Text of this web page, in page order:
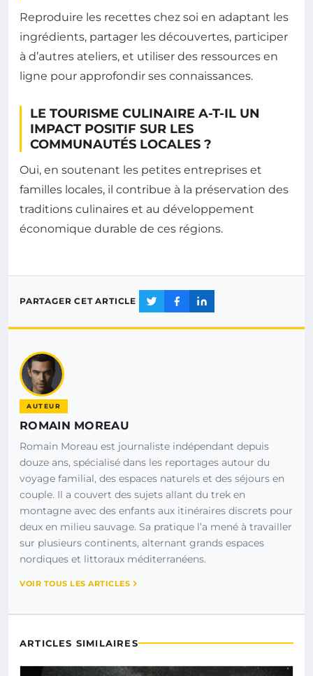
Reproduire les recettes chez soi en adaptant les
ingrédients, partager les découvertes, participer
à d’autres ateliers, et utiliser des ressources en
ligne pour approfondir ses connaissances.
LE TOURISME CULINAIRE A-T-IL UN
IMPACT POSITIF SUR LES
COMMUNAUTÉS LOCALES ?
Oui, en soutenant les petites entreprises et
familles locales, il contribue à la préservation des
traditions culinaires et au développement
économique durable de ces régions.
PARTAGER CET ARTICLE
AUTEUR
ROMAIN MOREAU
Romain Moreau est journaliste indépendant depuis
douze ans, spécialisé dans les reportages autour du
voyage familial, des espaces naturels et des séjours en
couple. Il a couvert des sujets allant du trek en
montagne avec des enfants aux itinéraires discrets pour
deux en milieu sauvage. Sa pratique l’a mené à travailler
sur plusieurs continents, alternant grands espaces
nordiques et littoraux méditerranéens.
VOIR TOUS LES ARTICLES
ARTICLES SIMILAIRES